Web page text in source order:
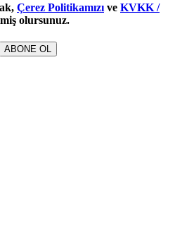
Çerez Politikamızı ve KVKK /
olursunuz.
ABONE OL